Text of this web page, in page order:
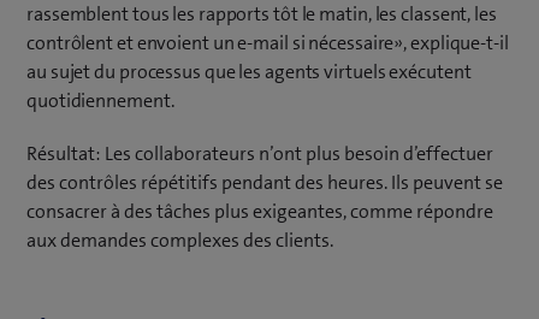
rassemblent tous les rapports tôt le matin, les classent, les
contrôlent et envoient un e-mail si nécessaire», explique-t-il
au sujet du processus que les agents virtuels exécutent
quotidiennement.
Résultat: Les collaborateurs n’ont plus besoin d’effectuer
des contrôles répétitifs pendant des heures. Ils peuvent se
consacrer à des tâches plus exigeantes, comme répondre
aux demandes complexes des clients.